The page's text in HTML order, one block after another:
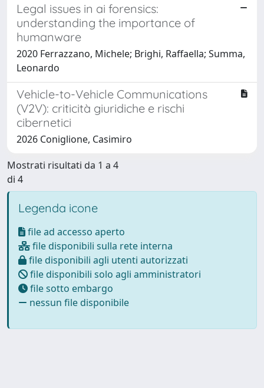
Legal issues in ai forensics:
understanding the importance of
humanware
2020 Ferrazzano, Michele; Brighi, Raffaella; Summa,
Leonardo
Vehicle-to-Vehicle Communications
(V2V): criticità giuridiche e rischi
cibernetici
2026 Coniglione, Casimiro
Mostrati risultati da 1 a 4
di 4
Legenda icone
file ad accesso aperto
file disponibili sulla rete interna
file disponibili agli utenti autorizzati
file disponibili solo agli amministratori
file sotto embargo
nessun file disponibile